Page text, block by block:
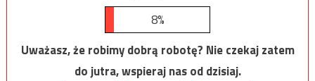
8%
Uważasz, że robimy dobrą robotę? Nie czekaj zatem
do jutra, wspieraj nas od dzisiaj.